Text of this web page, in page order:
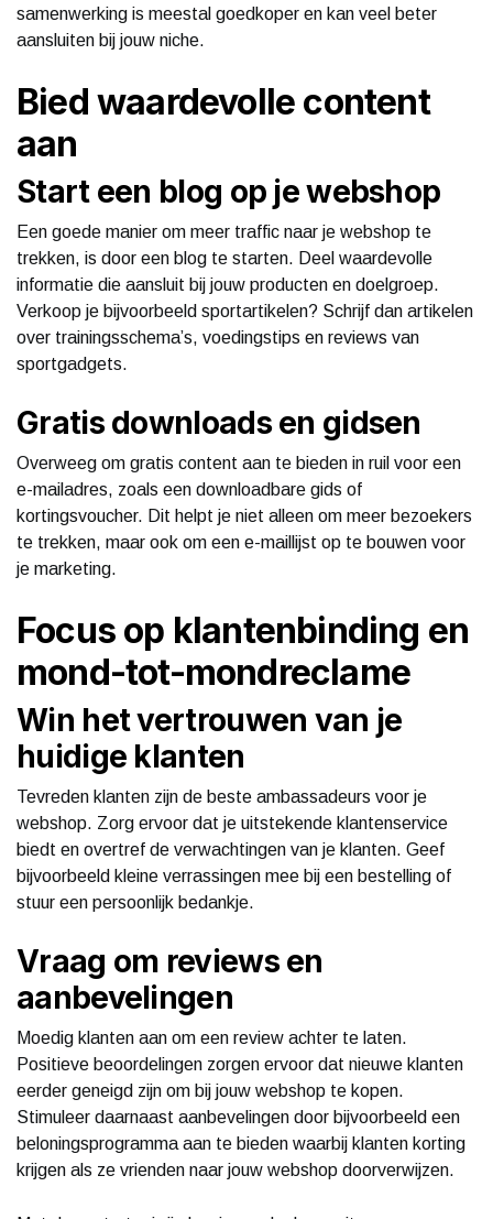
samenwerking is meestal goedkoper en kan veel beter
aansluiten bij jouw niche.
Bied waardevolle content
aan
Start een blog op je webshop
Een goede manier om meer traffic naar je webshop te
trekken, is door een blog te starten. Deel waardevolle
informatie die aansluit bij jouw producten en doelgroep.
Verkoop je bijvoorbeeld sportartikelen? Schrijf dan artikelen
over trainingsschema’s, voedingstips en reviews van
sportgadgets.
Gratis downloads en gidsen
Overweeg om gratis content aan te bieden in ruil voor een
e-mailadres, zoals een downloadbare gids of
kortingsvoucher. Dit helpt je niet alleen om meer bezoekers
te trekken, maar ook om een e-maillijst op te bouwen voor
je marketing.
Focus op klantenbinding en
mond-tot-mondreclame
Win het vertrouwen van je
huidige klanten
Tevreden klanten zijn de beste ambassadeurs voor je
webshop. Zorg ervoor dat je uitstekende klantenservice
biedt en overtref de verwachtingen van je klanten. Geef
bijvoorbeeld kleine verrassingen mee bij een bestelling of
stuur een persoonlijk bedankje.
Vraag om reviews en
aanbevelingen
Moedig klanten aan om een review achter te laten.
Positieve beoordelingen zorgen ervoor dat nieuwe klanten
eerder geneigd zijn om bij jouw webshop te kopen.
Stimuleer daarnaast aanbevelingen door bijvoorbeeld een
beloningsprogramma aan te bieden waarbij klanten korting
krijgen als ze vrienden naar jouw webshop doorverwijzen.